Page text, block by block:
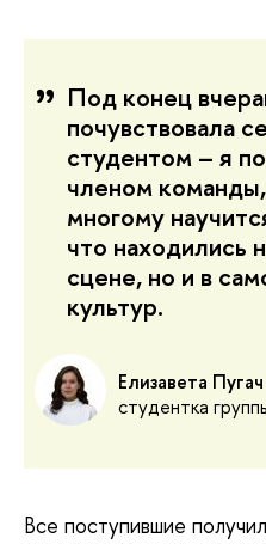
Под конец
почувствовала
студентом – я
членом
многому
что находились
сцене, но и в
культур.
Елизавета Пугач
студентка
Все поступившие